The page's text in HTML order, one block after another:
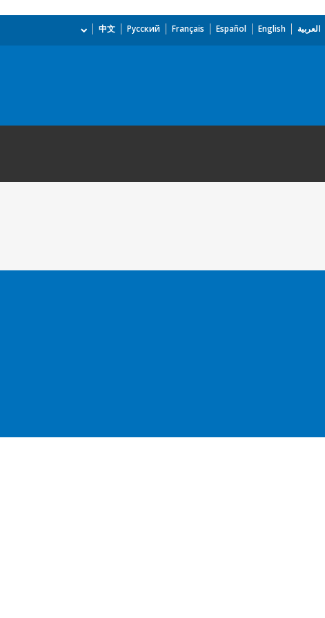
العربية English
Español
Français
Русский
中文